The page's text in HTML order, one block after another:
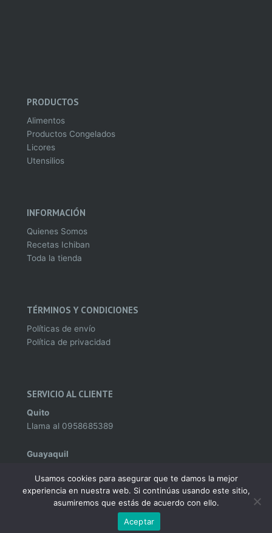
PRODUCTOS
Alimentos
Productos Congelados
Licores
Utensilios
INFORMACIÓN
Quienes Somos
Recetas Ichiban
Toda la tienda
TÉRMINOS Y CONDICIONES
Políticas de envío
Política de privacidad
SERVICIO AL CLIENTE
Quito
Llama al 0958685389
Guayaquil
Usamos cookies para asegurar que te damos la mejor
experiencia en nuestra web. Si continúas usando este sitio,
asumiremos que estás de acuerdo con ello.
Aceptar